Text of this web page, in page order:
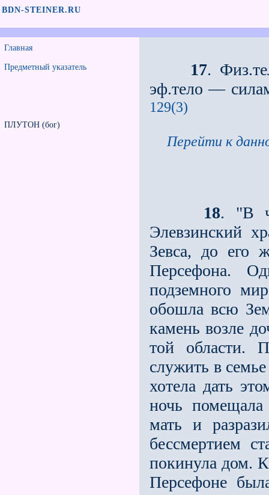
BDN-STEINER.RU
Главная
Предметный указатель
ПЛУТОН (бог)
17.
эф.тело —
129(3)
Перейти к
18. "В
Элевзинский
Зевса, до его
Персефона.
подземного
обошла всю
камень возле
той области.
служить в
хотела дать
ночь
мать и
бессмертием
покинула дом.
Персефоне